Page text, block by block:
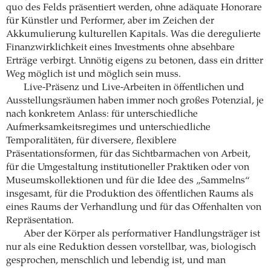
quo des Felds präsentiert werden, ohne adäquate Honorare
für Künstler und Performer, aber im Zeichen der
Akkumulierung kulturellen Kapitals. Was die deregulierte
Finanzwirklichkeit eines Investments ohne absehbare
Erträge verbirgt. Unnötig eigens zu betonen, dass ein dritter
Weg möglich ist und möglich sein muss.
Live-Präsenz und Live-Arbeiten in öffentlichen und
Ausstellungsräumen haben immer noch großes Potenzial, je
nach konkretem Anlass: für unterschiedliche
Aufmerksamkeitsregimes und unterschiedliche
Temporalitäten, für diversere, flexiblere
Präsentationsformen, für das Sichtbarmachen von Arbeit,
für die Umgestaltung institutioneller Praktiken oder von
Museumskollektionen und für die Idee des „Sammelns“
insgesamt, für die Produktion des öffentlichen Raums als
eines Raums der Verhandlung und für das Offenhalten von
Repräsentation.
Aber der Körper als performativer Handlungsträger ist
nur als eine Reduktion dessen vorstellbar, was, biologisch
gesprochen, menschlich und lebendig ist, und man